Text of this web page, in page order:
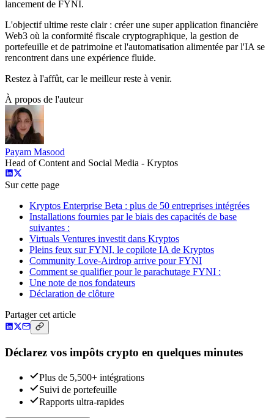
lancement de FYNI.
L'objectif ultime reste clair : créer une super application financière
Web3 où la conformité fiscale cryptographique, la gestion de
portefeuille et de patrimoine et l'automatisation alimentée par l'IA se
rencontrent dans une expérience fluide.
Restez à l'affût, car le meilleur reste à venir.
À propos de l'auteur
Payam Masood
Head of Content and Social Media - Kryptos
Sur cette page
Kryptos Enterprise Beta : plus de 50 entreprises intégrées
Installations fournies par le biais des capacités de base
suivantes :
Virtuals Ventures investit dans Kryptos
Pleins feux sur FYNI, le copilote IA de Kryptos
Community Love-Airdrop arrive pour FYNI
Comment se qualifier pour le parachutage FYNI :
Une note de nos fondateurs
Déclaration de clôture
Partager cet article
Déclarez vos impôts crypto en quelques minutes
Plus de 5,500+ intégrations
Suivi de portefeuille
Rapports ultra-rapides